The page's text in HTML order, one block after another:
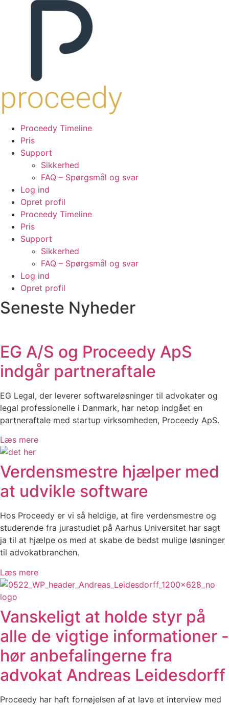
Proceedy Timeline
Pris
Support
Sikkerhed
FAQ – Spørgsmål og svar
Log ind
Opret profil
Proceedy Timeline
Pris
Support
Sikkerhed
FAQ – Spørgsmål og svar
Log ind
Opret profil
Seneste Nyheder
EG A/S og Proceedy ApS
indgår partneraftale
EG Legal, der leverer softwareløsninger til advokater og
legal professionelle i Danmark, har netop indgået en
partneraftale med startup virksomheden, Proceedy ApS.
Læs mere
Verdensmestre hjælper med
at udvikle software
Hos Proceedy er vi så heldige, at fire verdensmestre og
studerende fra jurastudiet på Aarhus Universitet har sagt
ja til at hjælpe os med at skabe de bedst mulige løsninger
til advokatbranchen.
Læs mere
Vanskeligt at holde styr på
alle de vigtige informationer -
hør anbefalingerne fra
advokat Andreas Leidesdorff
Proceedy har haft fornøjelsen af at lave et interview med